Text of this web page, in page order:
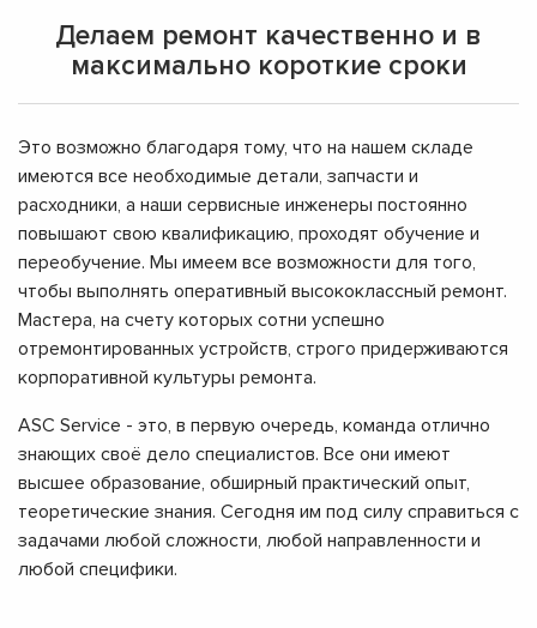
Делаем ремонт качественно и в
максимально короткие сроки
Это возможно благодаря тому, что на нашем складе
имеются все необходимые детали, запчасти и
расходники, а наши сервисные инженеры постоянно
повышают свою квалификацию, проходят обучение и
переобучение. Мы имеем все возможности для того,
чтобы выполнять оперативный высококлассный ремонт.
Мастера, на счету которых сотни успешно
отремонтированных устройств, строго придерживаются
корпоративной культуры ремонта.
ASC Service - это, в первую очередь, команда отлично
знающих своё дело специалистов. Все они имеют
высшее образование, обширный практический опыт,
теоретические знания. Сегодня им под силу справиться с
задачами любой сложности, любой направленности и
любой специфики.